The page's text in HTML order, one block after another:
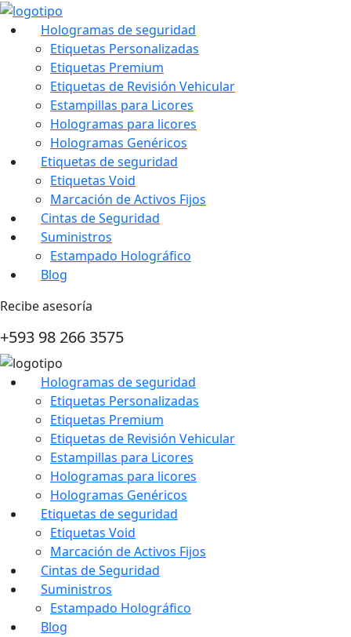
Hologramas de seguridad
Etiquetas Personalizadas
Etiquetas Premium
Etiquetas de Revisión Vehicular
Estampillas para Licores
Hologramas para licores
Hologramas Genéricos
Etiquetas de seguridad
Etiquetas Void
Marcación de Activos Fijos
Cintas de Seguridad
Suministros
Estampado Holográfico
Blog
Recibe asesoría
+593 98 266 3575
Hologramas de seguridad
Etiquetas Personalizadas
Etiquetas Premium
Etiquetas de Revisión Vehicular
Estampillas para Licores
Hologramas para licores
Hologramas Genéricos
Etiquetas de seguridad
Etiquetas Void
Marcación de Activos Fijos
Cintas de Seguridad
Suministros
Estampado Holográfico
Blog